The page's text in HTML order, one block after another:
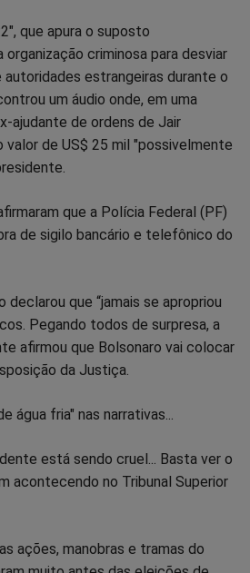
que apura o suposto
criminosa para desviar
estrangeiras durante o
um áudio onde, em uma
ajudante de ordens de Jair
valor de US$ 25 mil "possivelmente
que a Polícia Federal (PF)
de sigilo bancário e telefônico do
declarou que “jamais se apropriou
Pegando todos de surpresa, a
afirmou que Bolsonaro vai colocar
da Justiça.
água fria" nas narrativas...
está sendo cruel... Basta ver o
acontecendo no Tribunal Superior
ações, manobras e tramas do